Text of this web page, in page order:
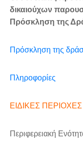
δικαιούχων
Πρόσκληση της
Πρόσκληση της
Πληροφορίες
ΕΙΔΙΚΕΣ